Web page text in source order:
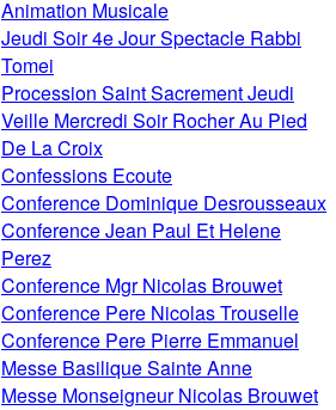
Animation Musicale
Jeudi Soir 4e Jour Spectacle Rabbi
Tomei
Procession Saint Sacrement Jeudi
Veille Mercredi Soir Rocher Au Pied
De La Croix
Confessions Ecoute
Conference Dominique Desrousseaux
Conference Jean Paul Et Helene
Perez
Conference Mgr Nicolas Brouwet
Conference Pere Nicolas Trouselle
Conference Pere Pierre Emmanuel
Messe Basilique Sainte Anne
Messe Monseigneur Nicolas Brouwet